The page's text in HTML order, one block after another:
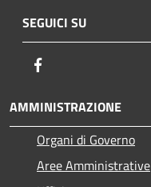
SEGUICI SU
AMMINISTRAZIONE
Organi di Governo
Aree Amministrative